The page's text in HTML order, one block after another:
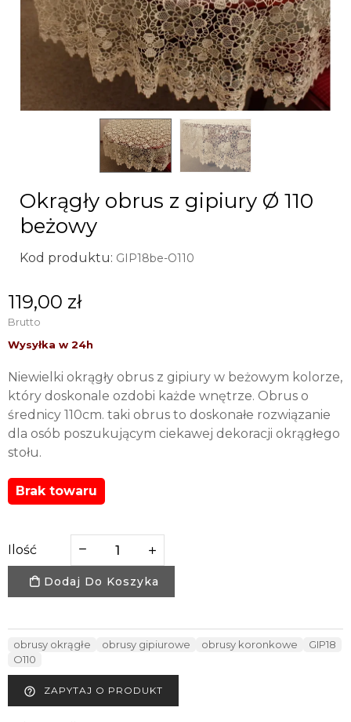
Okrągły obrus z gipiury Ø 110
beżowy
Kod produktu: GIP18be-O110
119,00 zł
Brutto
Niewielki okrągły obrus z gipiury w beżowym kolorze,
który doskonale ozdobi każde wnętrze. Obrus o
średnicy 110cm. taki obrus to doskonałe rozwiązanie
dla osób poszukującym ciekawej dekoracji okrągłego
stołu.
Brak towaru
Ilość
Dodaj Do Koszyka
obrusy okrągłe obrusy gipiurowe obrusy koronkowe
GIP18
O110
help_outline ZAPYTAJ O PRODUKT